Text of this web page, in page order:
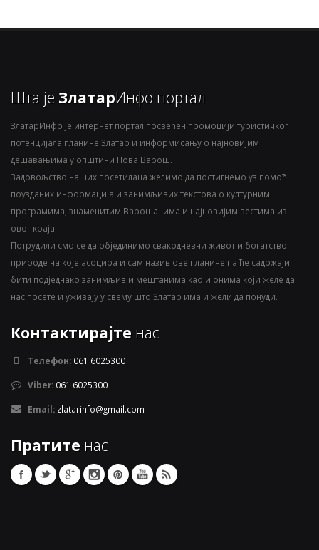
Шта је ЗлатарИнфо портал
ЗлатарИнфо је интернет портал посвећен промоцији туристичког
потенцијала планине Златар и информисању о најновијим
дешавањима у општини Нова Варош.
Задовољство наших посетилаца желимо да постигнемо уз помоћ
поузданих информација и занимљивих текстова о културним
програмима, знаменитим Варошанима и најновијим вестима из
овог краја.
Потрудили смо се да објединимо свакодневни живот и богатство
природе на које асоцира и сам назив ове планине па ће садржаји
бити подједнако занимљив и мештанима као и онима који желе да
нас посете и уживају у свему што Златар има и жели да понуди.
Контактирајте нас
Телефон: 061 6025300
Viber: 061 6025300
Email: zlatarinfo@gmail.com
Пратите нас